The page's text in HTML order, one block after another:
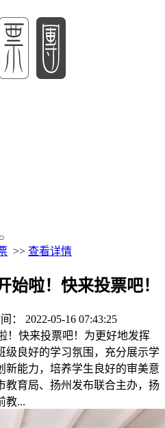
>> 查看详情
始啦！快来投票吧！
： 2022-05-16 07:43:25
！快来投票吧！为更好地发挥
级良好的学习氛围，充分展示学
新能力，培养学生良好的审美意
教育局、扬州发布联合主办，扬
教...